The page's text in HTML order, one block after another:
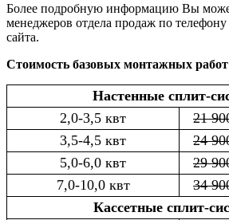
Более подробную информацию Вы
менеджеров отдела продаж по телефону
сайта.
Стоимость базовых монтажных
Настенные сплит-
2,0-3,5 квт
21
3,5-4,5 квт
24
5,0-6,0 квт
29
7,0-10,0 квт
34
Кассетные сплит-